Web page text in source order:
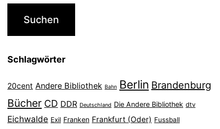
Schlagwörter
20cent Andere Bibliothek Bahn Berlin Brandenburg
Bücher CD DDR Deutschland Die Andere Bibliothek dtv
Eichwalde Exil Franken Frankfurt (Oder) Fussball